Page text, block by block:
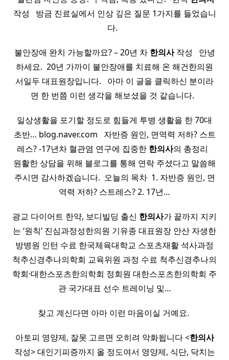
작성 ​ ​ 방금 진료실에서 인상 깊은 질문 1가지를 들었습니
다. ​ ​
불안장애 완치 가능할까요? – 20년 차 한의사작성 ​ ​ 안녕
하세요. ​ 20년 가까이 불안장애를 치료해 온 해건한의원
서일두 대표원장입니다. ​ ​ 아마 이 글을 클릭하신 분이라
면 한 번쯤 이런 생각을 해보셨을 것 같습니다. ​ ​
일상생활을 포기할 정도로 힘들게 투병 생활을 한 70대
초반… blog.naver.com ​ ​ 자반증 원인, 면역력 저하? 스트
레스? -17년차 혈관염 연구에 집중한 한의사의 총정리 ​ ​
원활한 상담을 위해 블로그를 통해 연락 주셨다고 말씀해
주시면 감사하겠습니다. ​ 오늘의 목차 ​ 1. 자반증 원인, 면
역력 저하? 스트레스? 2. 17년…
광교 다이어트 한약, 보디빌딩 출신 한의사가 끝까지 지키
는 ‘원칙’ 진심과정성한의원 기유종 대표원장 안산 자생한
방병원 인턴 수료 한국체육대학교 스포츠재활 석사과정
척추신경추나의학회 교육위원 과정 수료 척추신경추나의
학회·대한스포츠한의학회 정회원 대한스포츠한의학회 주
관 국가대표 선수 트레이닝 및…
찾고 계신다면 아마 이런 마음이실 거예요. ​
아토피 영양제, 잘못 고르면 오히려 악화됩니다 <한의사
작성> 대인기피증까지 올 정도여서 영양제, 식단, 닥치는